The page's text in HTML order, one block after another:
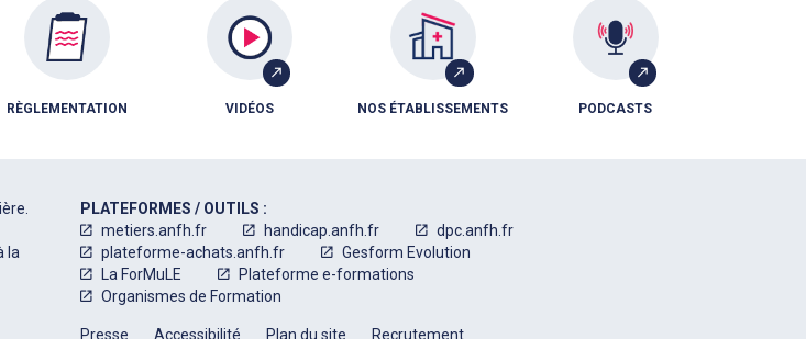
RÈGLEMENTATION VIDÉOS NOS ÉTABLISSEMENTS PODCASTS
la
PLATEFORMES / OUTILS :
metiers.anfh.fr
handicap.anfh.fr
dpc.anfh.fr
plateforme-achats.anfh.fr
Gesform Evolution
La ForMuLE
Plateforme e-formations
Organismes de Formation
Presse Accessibilité Plan du site Recrutement